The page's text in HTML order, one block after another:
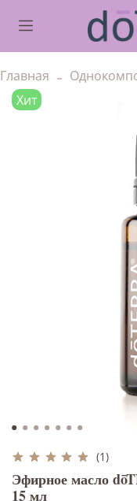
Главная
Хит
(1)
Эфирное масло
15 мл